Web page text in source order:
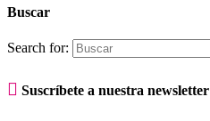
Buscar
Search for:
 Suscríbete a nuestra newsletter